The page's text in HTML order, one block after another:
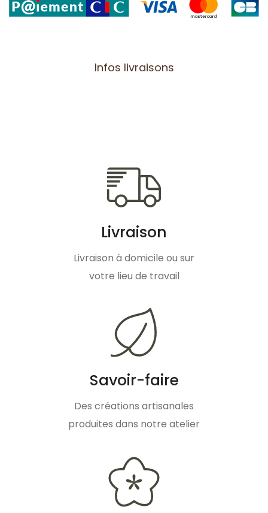
Infos livraisons
Livraison
Livraison à domicile ou sur
votre lieu de travail
Savoir-faire
Des créations artisanales
produites dans notre atelier